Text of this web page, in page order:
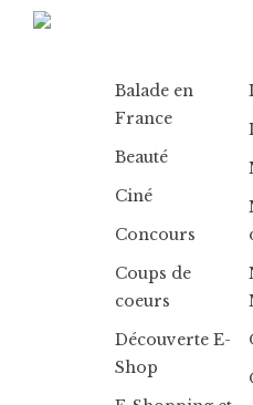
Balade en
France
Beauté
Ciné
Concours
Coups de
coeurs
Découverte E-
Shop